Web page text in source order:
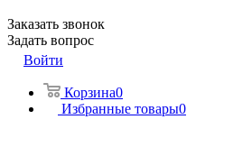
Заказать звонок
Задать вопрос
Войти
Корзина0
Избранные товары0